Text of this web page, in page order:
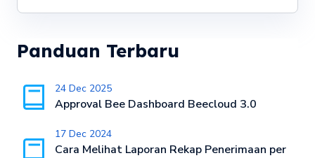
Panduan Terbaru
24 Dec 2025
Approval Bee Dashboard Beecloud 3.0
17 Dec 2024
Cara Melihat Laporan Rekap Penerimaan per